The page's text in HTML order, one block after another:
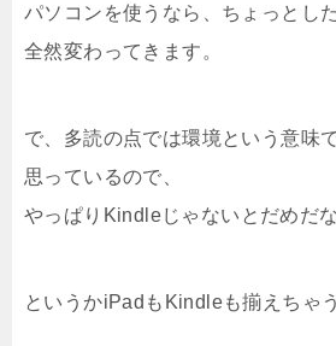
パソコンを使うなら、ちょっとし
全然変わってきます。
で、多読の点では環境という意味
思っているので、
やっぱりKindleじゃないとだめだ
というかiPadもKindleも揃えちゃ